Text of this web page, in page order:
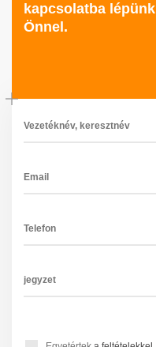
kapcsolatba lépünk
Önnel.